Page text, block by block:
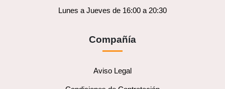
Lunes a Jueves de 16:00 a 20:30
Compañía
Aviso Legal